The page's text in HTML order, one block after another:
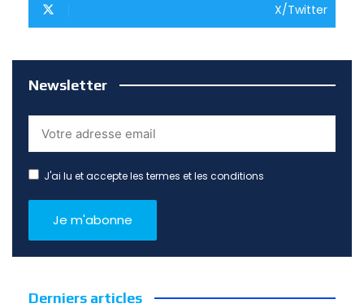
X/Twitter
Newsletter
J'ai lu et accepte les termes et les conditions
Derniers articles